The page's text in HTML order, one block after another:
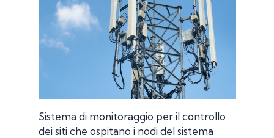
Sistema di monitoraggio per il controllo
dei siti che ospitano i nodi del sistema